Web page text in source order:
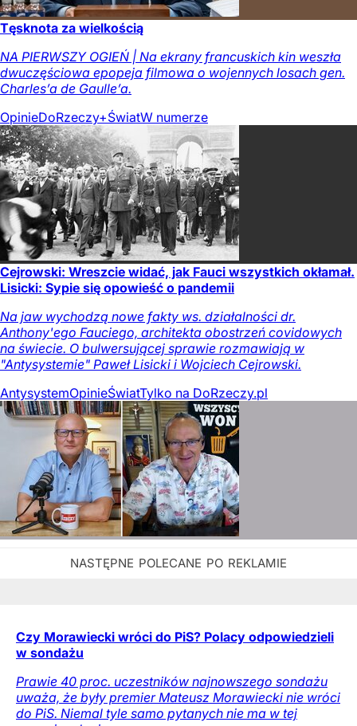
Tęsknota za wielkością
NA PIERWSZY OGIEŃ | Na ekrany francuskich kin weszła
dwuczęściowa epopeja filmowa o wojennych losach gen.
Charles’a de Gaulle’a.
OpinieDoRzeczy+ŚwiatW numerze
Cejrowski: Wreszcie widać, jak Fauci wszystkich okłamał.
Lisicki: Sypie się opowieść o pandemii
Na jaw wychodzą nowe fakty ws. działalności dr.
Anthony'ego Fauciego, architekta obostrzeń covidowych
na świecie. O bulwersującej sprawie rozmawiają w
"Antysystemie" Paweł Lisicki i Wojciech Cejrowski.
AntysystemOpinieŚwiatTylko na DoRzeczy.pl
Czy Morawiecki wróci do PiS? Polacy odpowiedzieli
w sondażu
Prawie 40 proc. uczestników najnowszego sondażu
uważa, że były premier Mateusz Morawiecki nie wróci
do PiS. Niemal tyle samo pytanych nie ma w tej